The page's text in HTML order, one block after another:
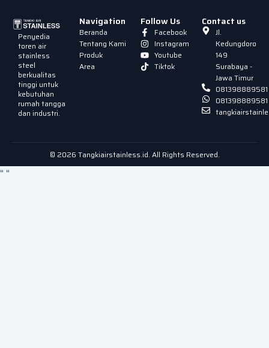
Penyedia
toren air
stainless
steel
berkualitas
tinggi untuk
kebutuhan
rumah tangga
dan industri.
Navigation
Beranda
Tentang Kami
Produk
Area
Follow Us
Facebook
Instagram
Youtube
Tiktok
Contact us
Jl.
Kedungdoro
149
Surabaya -
Jawa Timur
081398889581
081398889581
© 2026 Tangkiairstainless.id. All Rights Reserved.
" "